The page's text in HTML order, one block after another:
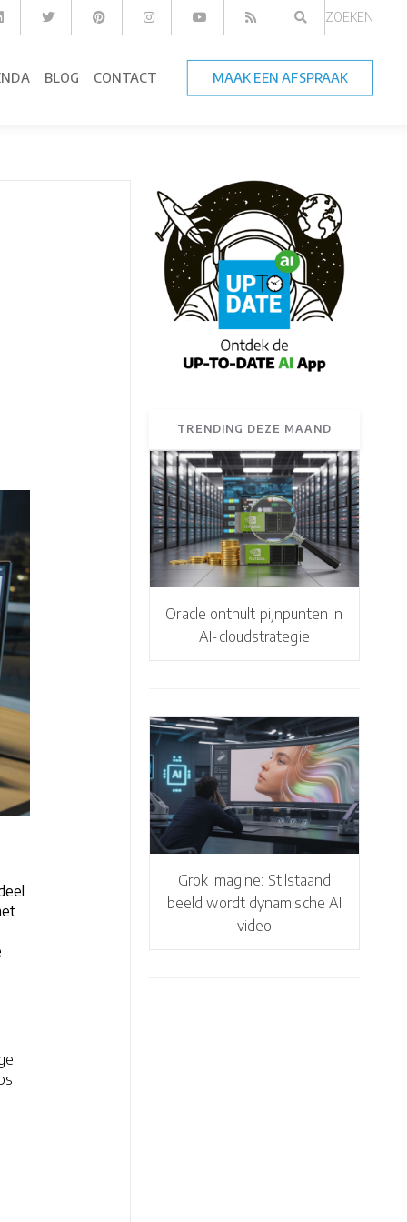
ZOEKEN
BLOG CONTACT MAAK EEN AFSPRAAK
TRENDING DEZE MAAND
Oracle onthult pijnpunten in
AI-cloudstrategie
Grok Imagine: Stilstaand
beeld wordt dynamische AI
video